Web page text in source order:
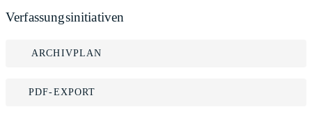
Verfassungsinitiativen
ARCHIVPLAN
PDF-EXPORT